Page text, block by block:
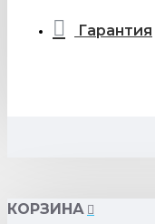
Гарантия
КОРЗИНА